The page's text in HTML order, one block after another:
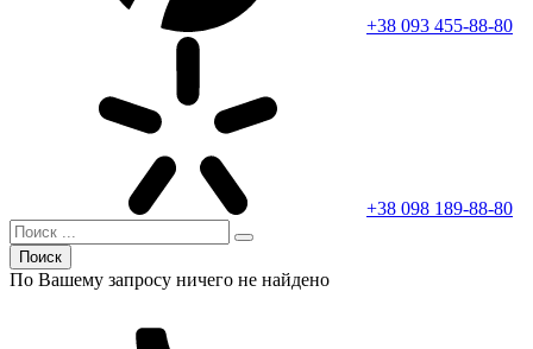
+38 093 455-88-80
+38 098 189-88-80
Поиск
По Вашему запросу ничего не найдено